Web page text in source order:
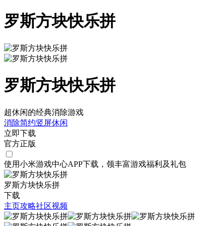
罗斯方块快乐拼
罗斯方块快乐拼
超休闲的经典消除游戏
消除简约竖屏休闲
立即下载
官方正版
使用小米游戏中心APP下载 ，领丰富游戏福利 及礼包
罗斯方块快乐拼
下载
主页攻略社区视频